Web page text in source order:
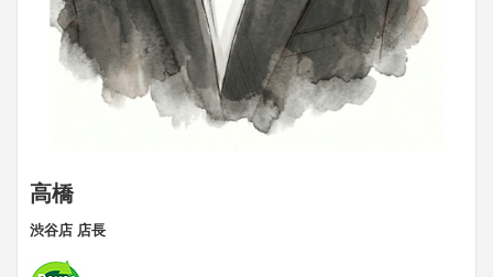
高橋
渋谷店 店長